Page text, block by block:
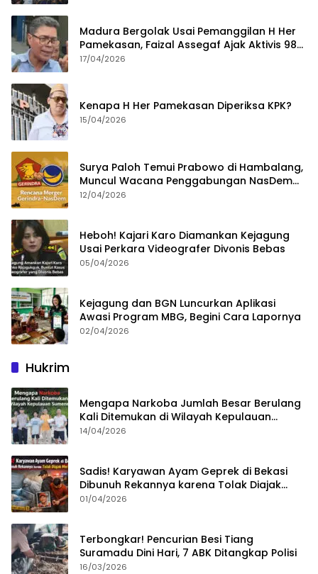
Madura Bergolak Usai Pemanggilan H Her
Pamekasan, Faizal Assegaf Ajak Aktivis 98
Bongkar Permainan KPK
17/04/2026
Kenapa H Her Pamekasan Diperiksa KPK?
15/04/2026
Surya Paloh Temui Prabowo di Hambalang,
Muncul Wacana Penggabungan NasDem
dan Gerindra
12/04/2026
Heboh! Kajari Karo Diamankan Kejagung
Usai Perkara Videografer Divonis Bebas
05/04/2026
Kejagung dan BGN Luncurkan Aplikasi
Awasi Program MBG, Begini Cara Lapornya
02/04/2026
Hukrim
Mengapa Narkoba Jumlah Besar Berulang
Kali Ditemukan di Wilayah Kepulauan
Sumenep?
14/04/2026
Sadis! Karyawan Ayam Geprek di Bekasi
Dibunuh Rekannya karena Tolak Diajak
Merampok Majikan
01/04/2026
Terbongkar! Pencurian Besi Tiang
Suramadu Dini Hari, 7 ABK Ditangkap Polisi
16/03/2026